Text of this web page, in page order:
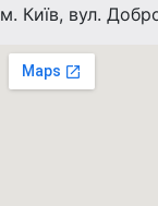
м. Київ, вул.